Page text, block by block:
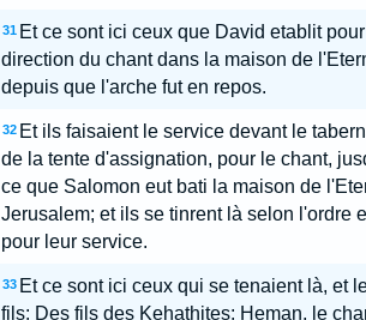
31 Et ce sont ici ceux que David etablit
direction du chant dans la maison de
depuis que l'arche fut en repos.
32 Et ils faisaient le service devant le
de la tente d'assignation, pour le chant,
ce que Salomon eut bati la maison de
Jerusalem; et ils se tinrent là selon l'ordre
pour leur service.
33 Et ce sont ici ceux qui se tenaient là, et
fils: Des fils des Kehathites: Heman, le